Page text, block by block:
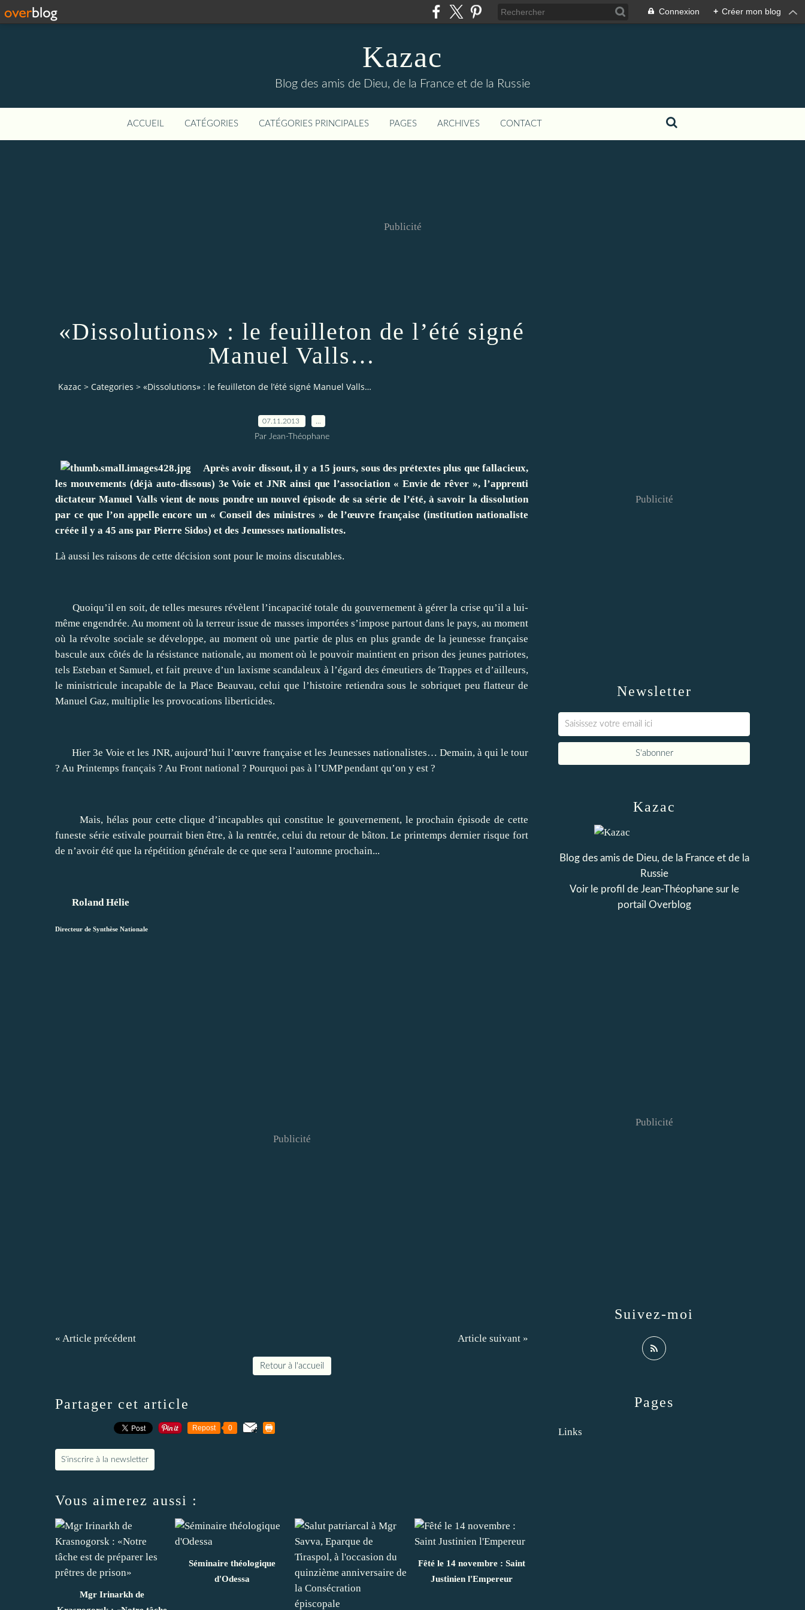
Connexion + Créer mon blog
Kazac
Blog des amis de Dieu, de la France et de la Russie
ACCUEIL CATÉGORIES CATÉGORIES PRINCIPALES PAGES ARCHIVES CONTACT
Publicité
«Dissolutions» : le feuilleton de l’été signé
Manuel Valls…
Kazac > Categories > «Dissolutions» : le feuilleton de l’été signé Manuel Valls…
07.11.2013
Par Jean-Théophane
Après avoir dissout, il y a 15 jours, sous des prétextes plus que fallacieux,
les mouvements (déjà auto-dissous) 3e Voie et JNR ainsi que l’association « Envie de rêver », l’apprenti
dictateur Manuel Valls vient de nous pondre un nouvel épisode de sa série de l’été, à savoir la dissolution
par ce que l’on appelle encore un « Conseil des ministres » de l’œuvre française (institution nationaliste
créée il y a 45 ans par Pierre Sidos) et des Jeunesses nationalistes.
Là aussi les raisons de cette décision sont pour le moins discutables.
Quoiqu’il en soit, de telles mesures révèlent l’incapacité totale du gouvernement à gérer la crise qu’il a lui-
même engendrée. Au moment où la terreur issue de masses importées s’impose partout dans le pays, au moment
où la révolte sociale se développe, au moment où une partie de plus en plus grande de la jeunesse française
bascule aux côtés de la résistance nationale, au moment où le pouvoir maintient en prison des jeunes patriotes,
tels Esteban et Samuel, et fait preuve d’un laxisme scandaleux à l’égard des émeutiers de Trappes et d’ailleurs,
le ministricule incapable de la Place Beauvau, celui que l’histoire retiendra sous le sobriquet peu flatteur de
Manuel Gaz, multiplie les provocations liberticides.
Hier 3e Voie et les JNR, aujourd’hui l’œuvre française et les Jeunesses nationalistes… Demain, à qui le tour
? Au Printemps français ? Au Front national ? Pourquoi pas à l’UMP pendant qu’on y est ?
Mais, hélas pour cette clique d’incapables qui constitue le gouvernement, le prochain épisode de cette
funeste série estivale pourrait bien être, à la rentrée, celui du retour de bâton. Le printemps dernier risque fort
de n’avoir été que la répétition générale de ce que sera l’automne prochain...
Roland Hélie
Directeur de Synthèse Nationale
Publicité
« Article précédent Article suivant »
Retour à l'accueil
Partager cet article
Repost 0
S'inscrire à la newsletter
Vous aimerez aussi :
Mgr Irinarkh de
Séminaire théologique
d'Odessa
Fêté le 14 novembre : Saint
Justinien l'Empereur
Newsletter
Publicité
Pages
Links
Kazac
Blog des amis de Dieu, de la France et de la
Russie
Voir le profil de Jean-Théophanesur le
portail Overblog
Suivez-moi
Publicité